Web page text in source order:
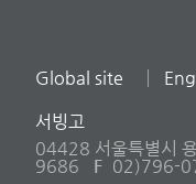
Global site
서빙고
04428 서울특별시
9686
F 02)796-